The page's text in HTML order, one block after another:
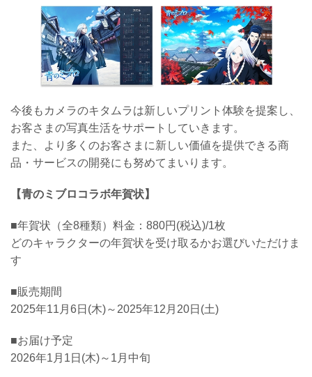
今後もカメラのキタムラは新しいプリント体験を提案し、
お客さまの写真生活をサポートしていきます。
また、より多くのお客さまに新しい価値を提供できる商
品・サービスの開発にも努めてまいります。
【青のミブロコラボ年賀状】
■年賀状（全8種類）料金：880円(税込)/1枚
どのキャラクターの年賀状を受け取るかお選びいただけま
す
■販売期間
2025年11月6日(木)～2025年12月20日(土)
■お届け予定
2026年1月1日(木)～1月中旬